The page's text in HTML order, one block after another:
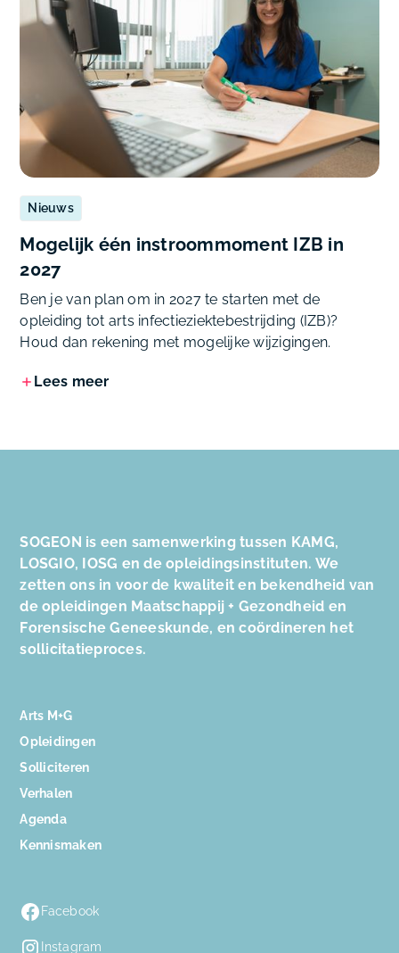
Nieuws
Mogelijk één instroommoment IZB in
2027
Ben je van plan om in 2027 te starten met de
opleiding tot arts infectieziektebestrijding (IZB)?
Houd dan rekening met mogelijke wijzigingen.
Lees meer
SOGEON is een samenwerking tussen KAMG,
LOSGIO, IOSG en de opleidingsinstituten. We
zetten ons in voor de kwaliteit en bekendheid van
de opleidingen Maatschappij + Gezondheid en
Forensische Geneeskunde, en coördineren het
sollicitatieproces.
Arts M+G
Opleidingen
Solliciteren
Verhalen
Agenda
Kennismaken
Facebook
Instagram